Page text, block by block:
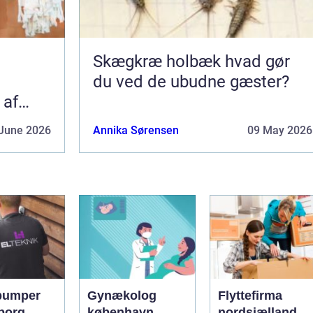
af
2026
Skægkræ holbæk hvad gør
du ved de ubudne gæster?
Annika Sørensen 09 May 2026
Gynækolog
Flyttefirma